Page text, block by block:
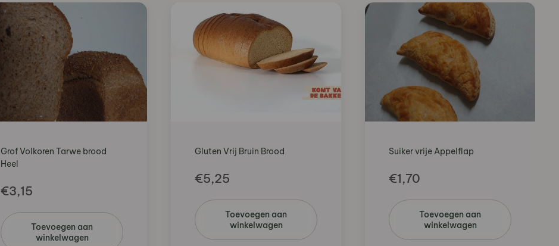
Grof Volkoren Tarwe brood
Heel
€3,15
Toevoegen aan
winkelwagen
Gluten Vrij Bruin Brood
€5,25
Toevoegen aan
winkelwagen
Suiker vrije Appelflap
€1,70
Toevoegen aan
winkelwagen